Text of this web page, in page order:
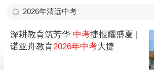
深耕教育筑芳华 中考捷报耀盛夏 |
诺亚舟教育2026年中考大捷